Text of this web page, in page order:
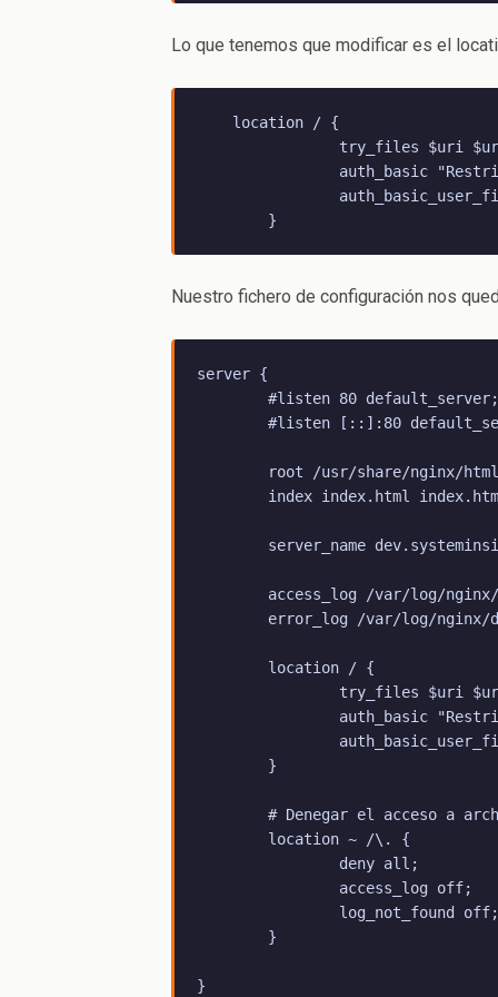
Lo que tenemos que modificar es el
    location / {
try_files $uri
auth_basic
Nuestro fichero de configuración nos
server {
        #listen 80 default_server;
#listen [::]:80
root /usr/share/nginx/
index index.html
server_name
access_log /var/log/
error_log /var/log/nginx/
        location / {
try_files $uri
auth_basic
        }
# Denegar el acceso a
        location ~ /\. {
                deny all;
                access_log off;
                log_not_found off;
        }
}